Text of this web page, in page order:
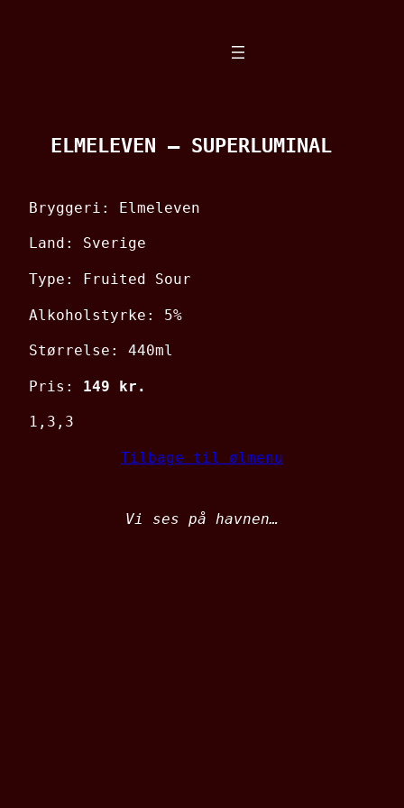
ELMELEVEN – SUPERLUMINAL
Bryggeri: Elmeleven
Land: Sverige
Type: Fruited Sour
Alkoholstyrke: 5%
Størrelse: 440ml
Pris: 149 kr.
1,3,3
Tilbage til ølmenu
Vi ses på havnen…